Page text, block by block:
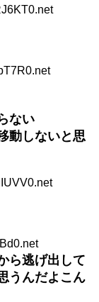
ない
動しないと思
ら逃げ出して
うんだよこん